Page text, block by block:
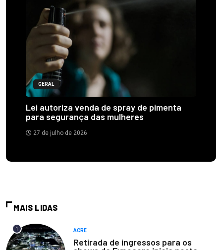
GERAL
Lei autoriza venda de spray de pimenta
para segurança das mulheres
27 de julho de 2026
MAIS LIDAS
1 ACRE
Retirada de ingressos para os